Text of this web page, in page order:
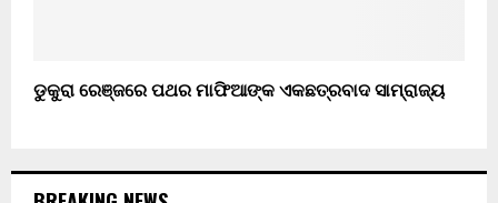
ଡୁକୁରା ରେଞ୍ଜରେ ପଥର ମାଫିଆଙ୍କ ଏକଛତ୍ରବାଦ ସାମ୍ରାଜ୍ୟ